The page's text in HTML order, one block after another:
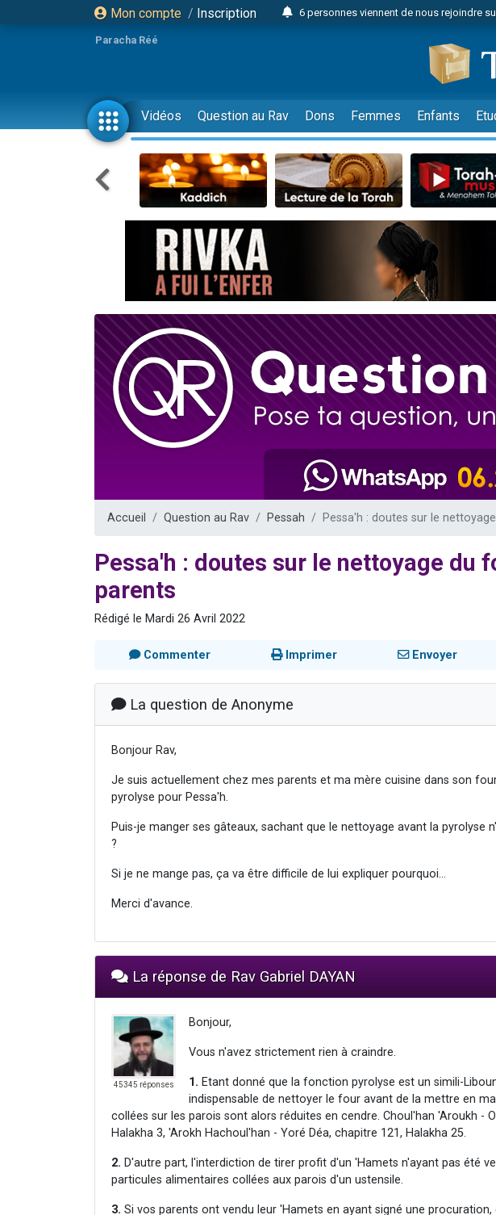
Mon compte / Inscription
6 personnes viennent de nous rejoindre
2 personnes viennent de faire un don
17 personnes viennent de demander une
4 personnes viennent de nous rejoindre
Il reste 49 places pour étudier en
23 personnes viennent de faire un
Eva vient de donner son Maasser
4 personnes viennent de nous rejoindre
3 personnes viennent de nous rejoindre
3 personnes viennent de faire un don
Odaya vient de donner son Maasser
13 personnes viennent de demander une
2 personnes viennent de nous rejoindre
30 personnes viennent de faire un
Il reste 49 places pour étudier en
3 personnes viennent de nous rejoindre
2 personnes viennent de nous rejoindre
2 personnes viennent de nous rejoindre
Paracha Réé
Vidéos Question au Rav Dons Femmes Enfants
Accueil Question au Rav Pessah Pessa'h : doutes sur le
Pessa'h : doutes sur le nettoyage du
parents
Rédigé le Mardi 26 Avril 2022
Commenter Imprimer Envoyer
La question de Anonyme
Bonjour Rav,
Je suis actuellement chez mes parents et ma mère cuisine dans son
pyrolyse pour Pessa'h.
Puis-je manger ses gâteaux, sachant que le nettoyage avant la pyrolyse
?
Si je ne mange pas, ça va être difficile de lui expliquer pourquoi...
Merci d'avance.
La réponse de Rav Gabriel DAYAN
45345 réponses
Bonjour,
Vous n'avez strictement rien à craindre.
1. Etant donné que la fonction pyrolyse est un simili-
indispensable de nettoyer le four avant de la mettre en
collées sur les parois sont alors réduites en cendre. Choul'han 'Aroukh -
Halakha 3, 'Arokh Hachoul'han - Yoré Déa, chapitre 121, Halakha 25.
2. D'autre part, l'interdiction de tirer profit d'un 'Hamets n'ayant pas été
particules alimentaires collées aux parois d'un ustensile.
3. Si vos parents ont vendu leur 'Hamets en ayant signé une